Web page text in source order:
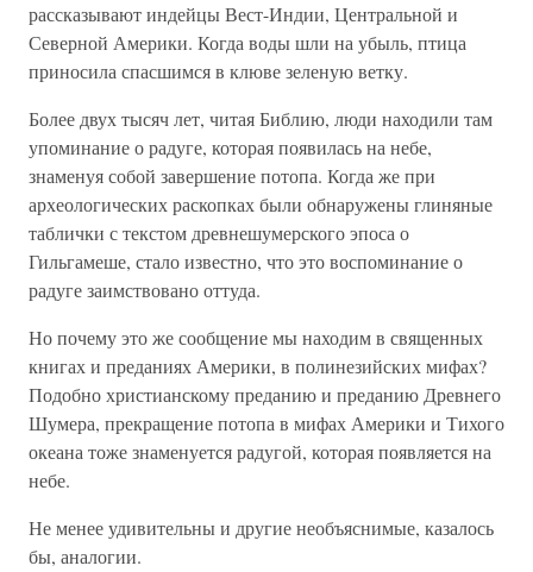
рассказывают индейцы Вест-Индии, Центральной и
Северной Америки. Когда воды шли на убыль, птица
приносила спасшимся в клюве зеленую ветку.
Более двух тысяч лет, читая Библию, люди находили там
упоминание о радуге, которая появилась на небе,
знаменуя собой завершение потопа. Когда же при
археологических раскопках были обнаружены глиняные
таблички с текстом древнешумерского эпоса о
Гильгамеше, стало известно, что это воспоминание о
радуге заимствовано оттуда.
Но почему это же сообщение мы находим в священных
книгах и преданиях Америки, в полинезийских мифах?
Подобно христианскому преданию и преданию Древнего
Шумера, прекращение потопа в мифах Америки и Тихого
океана тоже знаменуется радугой, которая появляется на
небе.
Не менее удивительны и другие необъяснимые, казалось
бы, аналогии.